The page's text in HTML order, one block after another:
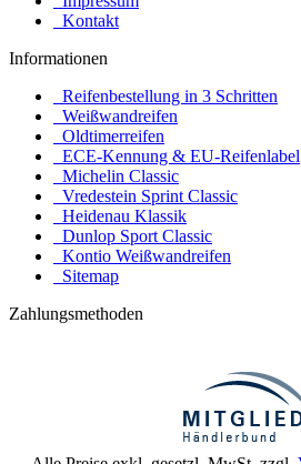
Kontakt
Informationen
Reifenbestellung in 3 Schritten
Weißwandreifen
Oldtimerreifen
ECE-Kennung & EU-Reifenlabel
Michelin Classic
Vredestein Sprint Classic
Heidenau Klassik
Dunlop Sport Classic
Kontio Weißwandreifen
Sitemap
Zahlungsmethoden